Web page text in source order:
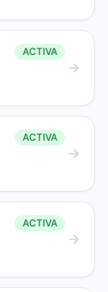
ACTIVA
ACTIVA
ACTIVA